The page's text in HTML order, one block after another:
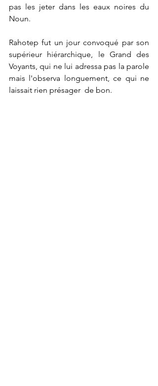
pas les jeter dans les eaux noires du
Noun.
Rahotep fut un jour convoqué par son
supérieur hiérarchique, le Grand des
Voyants, qui ne lui adressa pas la parole
mais l'observa longuement, ce qui ne
laissait rien présager  de bon.